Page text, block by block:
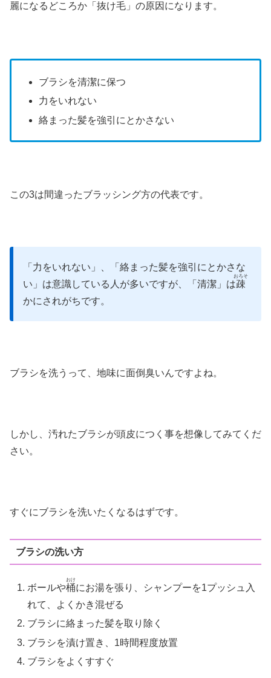
麗になるどころか「抜け毛」の原因になります。
ブラシを清潔に保つ
力をいれない
絡まった髪を強引にとかさない
この3は間違ったブラッシング方の代表です。
「力をいれない」、「絡まった髪を強引にとかさな
い」は意識している人が多いですが、「清潔」は疎
おろそ
かにされがちです。
ブラシを洗うって、地味に面倒臭いんですよね。
しかし、汚れたブラシが頭皮につく事を想像してみてくだ
さい。
すぐにブラシを洗いたくなるはずです。
ブラシの洗い方
ボールや桶
おけ
にお湯を張り、シャンプーを1プッシュ入
れて、よくかき混ぜる
ブラシに絡まった髪を取り除く
ブラシを漬け置き、1時間程度放置
ブラシをよくすすぐ